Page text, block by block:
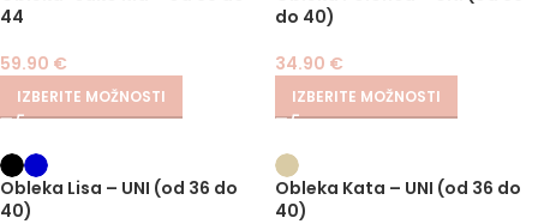
44
59.90 €
IZBERITE MOŽNOSTI
do 40)
34.90 €
IZBERITE MOŽNOSTI
Obleka Lisa – UNI (od 36 do
40)
Obleka Kata – UNI (od 36 do
40)